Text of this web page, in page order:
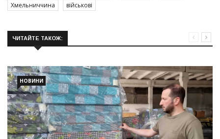
Хмельниччина
військові
ЧИТАЙТЕ ТАКОЖ:
НОВИНИ